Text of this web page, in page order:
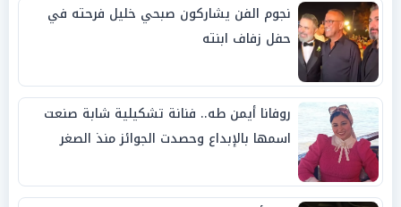
نجوم الفن يشاركون صبحي خليل فرحته في
حفل زفاف ابنته
روفانا أيمن طه.. فنانة تشكيلية شابة صنعت
اسمها بالإبداع وحصدت الجوائز منذ الصغر